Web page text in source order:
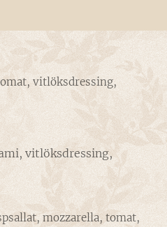
vitlöksdressing,
vitlöksdressing,
mozzarella, tomat,